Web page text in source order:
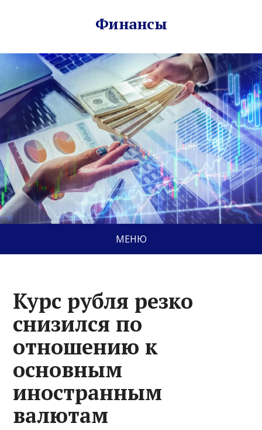
Финансы
МЕНЮ
Курс рубля резко
снизился по
отношению к
основным
иностранным
валютам